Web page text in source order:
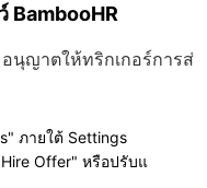
BambooHR
นุญาตให้ทริกเกอร์การส่
ภายใต้ Settings
Offer" หรือปรับแ